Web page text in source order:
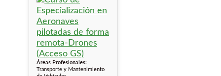
Áreas Profesionales:
Transporte y Mantenimiento